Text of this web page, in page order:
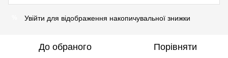
Увійти для відображення накопичувальної знижки
До обраного Порівняти